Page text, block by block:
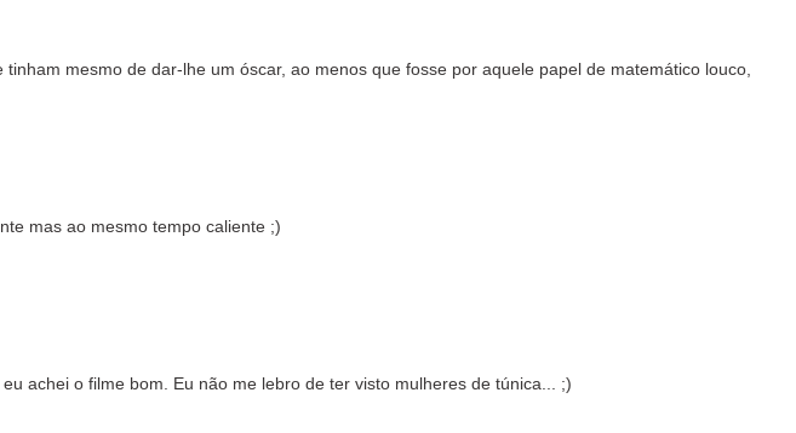
mesmo de dar-lhe um óscar, ao menos que fosse por aquele papel de matemático louco,
mas ao mesmo tempo caliente ;)
achei o filme bom. Eu não me lebro de ter visto mulheres de túnica... ;)